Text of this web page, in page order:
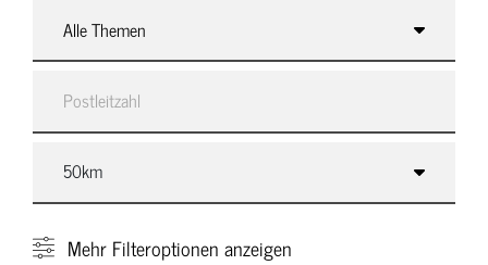
Alle Themen
Mehr Filteroptionen anzeigen